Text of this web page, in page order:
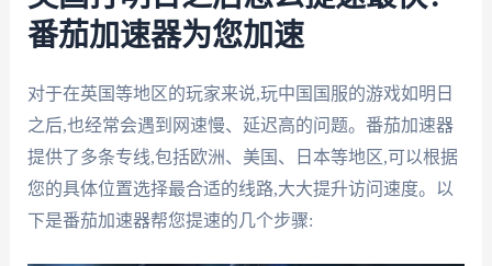
番茄加速器为您加速
对于在英国等地区的玩家来说,玩中国国服的游戏如明日
之后,也经常会遇到网速慢、延迟高的问题。番茄加速器
提供了多条专线,包括欧洲、美国、日本等地区,可以根据
您的具体位置选择最合适的线路,大大提升访问速度。以
下是番茄加速器帮您提速的几个步骤: